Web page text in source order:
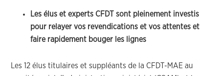
Les élus et experts CFDT sont pleinement investis
pour relayer vos revendications et vos attentes et
faire rapidement bouger les lignes
Les 12 élus titulaires et suppléants de la CFDT-MAE au